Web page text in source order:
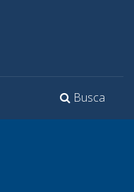
Toggle
Busca